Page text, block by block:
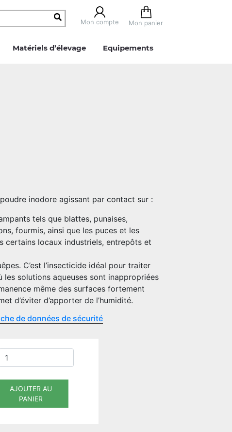
Mon compte Mon panier
Matériels d’élevage Equipements
poudre inodore agissant par contact sur :
tels que blattes, punaises,
fourmis, ainsi que les puces et les
certains locaux industriels, entrepôts et
C’est l’insecticide idéal pour traiter
les solutions aqueuses sont inappropriées
même des surfaces fortement
d’éviter d’apporter de l’humidité.
de données de sécurité
AJOUTER AU
PANIER